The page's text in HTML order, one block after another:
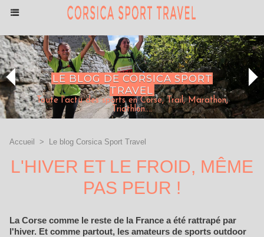
LE BLOG DE CORSICA SPORT
TRAVEL
Toute l'actu des sports en Corse, Trail, Marathon,
Triathlon....
Accueil > Le blog Corsica Sport Travel
L'HIVER ET LE FROID, MÊME
PAS PEUR !
La Corse comme le reste de la France a été rattrapé par
l'hiver. Et comme partout, les amateurs de sports outdoor